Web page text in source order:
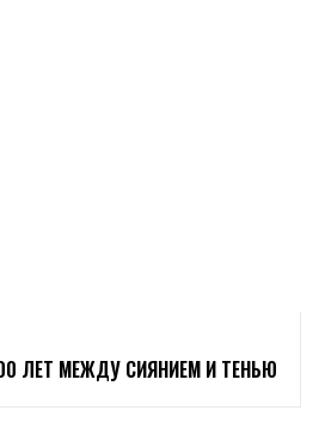
ЛЕТ МЕЖДУ СИЯНИЕМ И ТЕНЬЮ